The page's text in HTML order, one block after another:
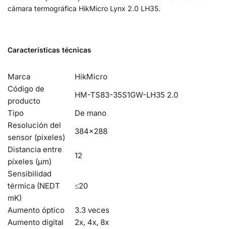
cámara termográfica HikMicro Lynx 2.0 LH35.
Características técnicas
Marca
HikMicro
Código de
producto
HM-TS83-35S1GW-LH35 2.0
Tipo
De mano
Resolución del
sensor (píxeles)
384×288
Distancia entre
píxeles (μm)
12
Sensibilidad
térmica (NEDT
mK)
≤20
Aumento óptico
3.3 veces
Aumento digital
2x, 4x, 8x